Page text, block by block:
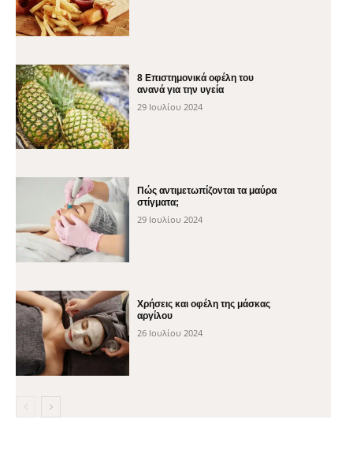
8 Επιστημονικά οφέλη του
ανανά για την υγεία
29 Ιουλίου 2024
Πώς αντιμετωπίζονται τα μαύρα
στίγματα;
29 Ιουλίου 2024
Χρήσεις και οφέλη της μάσκας
αργίλου
26 Ιουλίου 2024